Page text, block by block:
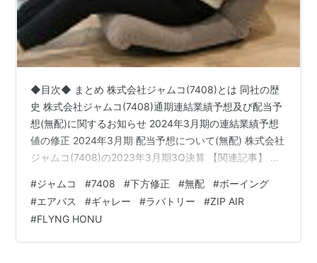
◆目次◆ まとめ 株式会社ジャムコ(7408)とは 同社の歴
史 株式会社ジャムコ(7408)通期連結業績予想及び配当予
想(無配)に関するお知らせ 2024年3月期の連結業績予想
値の修正 2024年3月期 配当予想について(無配) 株式会社
ジャムコ(7408)の2023年3月期3Q決算 【関連記事】 株
等製造関連 航空機シート等製造関連 航空機器等製造関連
航空機整備等関連 その他 株式会社ジャムコ(7408)の株主
優待 ブログをご覧頂き、ありがとうございます。 皆さん
は、最近、飛行機に乗る機会があったでしょうか？
#ジャムコ #7408 #下方修正 #無配 #ボーイング
#エアバス #ギャレー #ラバトリー #ZIP AIR
#FLYNG HONU